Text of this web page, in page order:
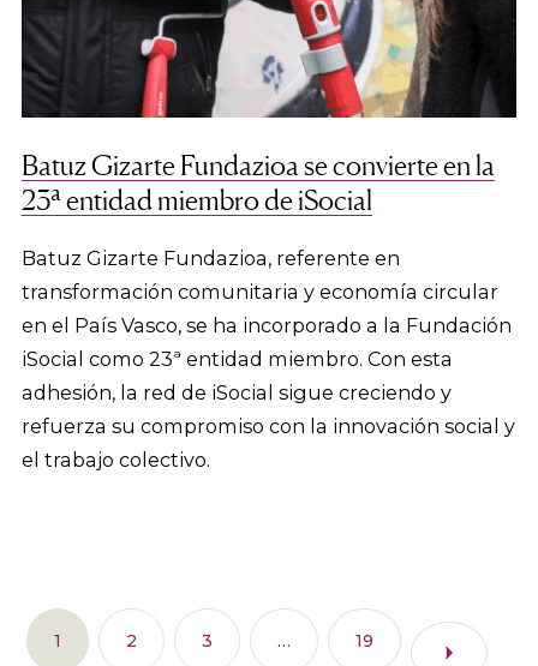
Batuz Gizarte Fundazioa se convierte en la
23ª entidad miembro de iSocial
Batuz Gizarte Fundazioa, referente en
transformación comunitaria y economía circular
en el País Vasco, se ha incorporado a la Fundación
iSocial como 23ª entidad miembro. Con esta
adhesión, la red de iSocial sigue creciendo y
refuerza su compromiso con la innovación social y
el trabajo colectivo.
1 2 3 … 19